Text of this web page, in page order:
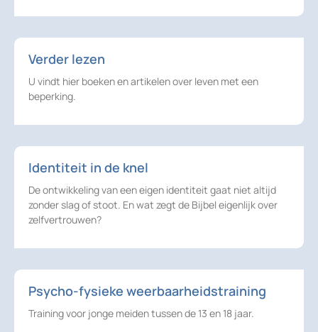
Verder lezen
U vindt hier boeken en artikelen over leven met een
beperking.
Identiteit in de knel
De ontwikkeling van een eigen identiteit gaat niet altijd
zonder slag of stoot. En wat zegt de Bijbel eigenlijk over
zelfvertrouwen?
Psycho-fysieke weerbaarheidstraining
Training voor jonge meiden tussen de 13 en 18 jaar.